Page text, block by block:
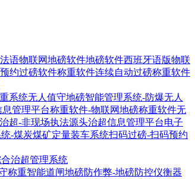
语物联网地磅软件地磅软件西班牙语版物联
约过磅软件称重软件连续自动过磅称重软件
系统无人值守地磅智能管理系统-防爆无人
管理平台称重软件-物联网地磅称重软件无
超-非现场执法源头治超信息管理平台电子
-煤炭煤矿定量装车系统扫码过磅-扫码预约
治超管理系统
称重智能道闸地磅防作弊-地磅防控仪衡器